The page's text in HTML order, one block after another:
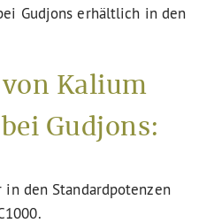
Gudjons erhältlich in den
Kalium
Gudjons:
den Standardpotenzen